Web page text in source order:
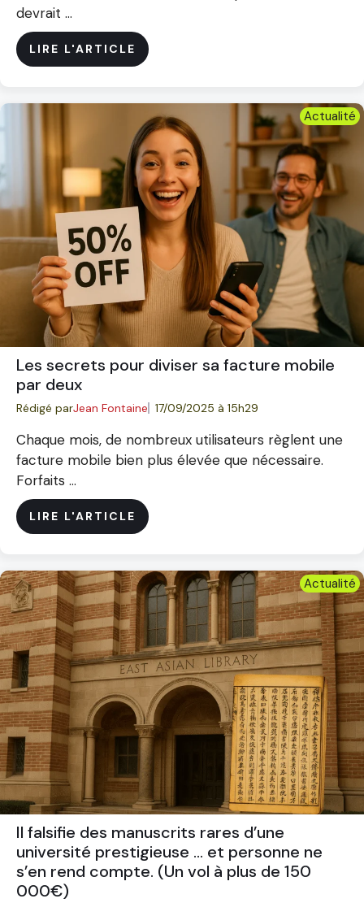
devrait ...
LIRE L'ARTICLE
Actualité
Les secrets pour diviser sa facture mobile
par deux
Rédigé parJean Fontaine 17/09/2025 à 15h29
Chaque mois, de nombreux utilisateurs règlent une
facture mobile bien plus élevée que nécessaire.
Forfaits ...
LIRE L'ARTICLE
Actualité
Il falsifie des manuscrits rares d’une
université prestigieuse … et personne ne
s’en rend compte. (Un vol à plus de 150
000€)